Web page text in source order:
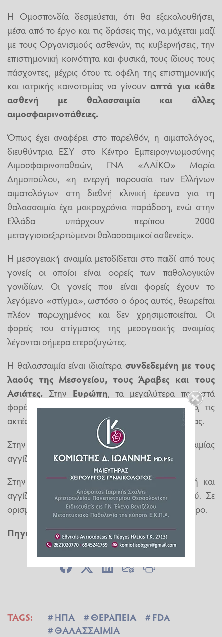
Η Ομοσπονδία δεσμεύεται, ότι θα εξακολουθήσει,
μέσα από το έργο και τις δράσεις της, να μάχεται μαζί
με τους Οργανισμούς ασθενών, τις κυβερνήσεις, την
επιστημονική κοινότητα και φυσικά, τους ίδιους τους
πάσχοντες, μέχρις ότου τα οφέλη της επιστημονικής
και ιατρικής καινοτομίας να γίνουναπτά για κάθε
ασθενή με θαλασσαιμία και άλλες
αιμοσφαιρινοπάθειες.
Όπως έχει αναφέρει στο παρελθόν, η αιματολόγος,
διευθύντρια ΕΣΥ στο Κέντρο Εμπειρογνωμοσύνης
Αιμοσφαιρινοπαθειών, ΓΝΑ «ΛΑΪΚΟ» Μαρία
Δημοπούλου, «η ενεργή παρουσία των Ελλήνων
αιματολόγων στη διεθνή κλινική έρευνα για τη
θαλασσαιμία έχει μακροχρόνια παράδοση, ενώ στην
Ελλάδα υπάρχουν περίπου 2000
μεταγγισιοεξαρτώμενοι θαλασσαιμικοί ασθενείς».
Η μεσογειακή αναιμία μεταδίδεται στο παιδί από τους
γονείς οι οποίοι είναι φορείς των παθολογικών
γονιδίων. Οι γονείς που είναι φορείς έχουν το
λεγόμενο «στίγμα», ωστόσο ο όρος αυτός, θεωρείται
πλέον παρωχημένος και δεν χρησιμοποιείται. Οι
φορείς του στίγματος της μεσογειακής αναιμίας
λέγονται σήμερα ετεροζυγώτες.
Η θαλασσαιμία είναι ιδιαίτερα συνδεδεμένη με τους
λαούς της Μεσογείου, τους Άραβες και τους
Ασιάτες. Στην Ευρώπη, τα μεγαλύτερα ποσοστά
φορέων εντοπίζονται στην Ελλάδα, την Κύπρο, τις
ακτές της Τουρκίας αλλά και σε τμήματα της Ιταλίας.
Στην
οι φορείς της μεσογειακής αναιμίας
αγγίζουν το 15-20 %.
Στην
Ελλάδαη συχνότητα είναι επίσης υψηλή και
αγγίζει το 8% (κατά μέσο όρο) του πληθυσμού. Σε
ορισμένες περιοχές φτάνει το 15% ή και περισσότερο.
Πηγή: Cnn.gr
TAGS: ΗΠΑ ΘΕΡΑΠΕΙΑ
FDA
ΘΑΛΑΣΣΑΙΜΙΑ